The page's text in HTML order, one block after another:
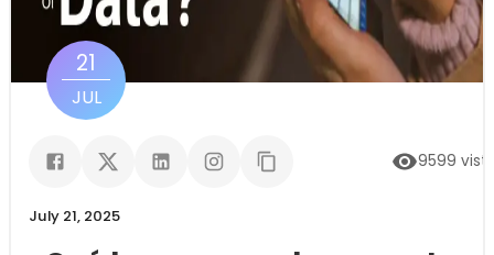
21
JUL
9599
July 21, 2025